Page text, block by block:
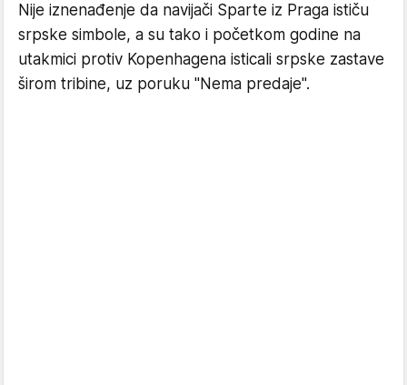
Nije iznenađenje da navijači Sparte iz Praga ističu
srpske simbole, a su tako i početkom godine na
utakmici protiv Kopenhagena isticali srpske zastave
širom tribine, uz poruku "Nema predaje".